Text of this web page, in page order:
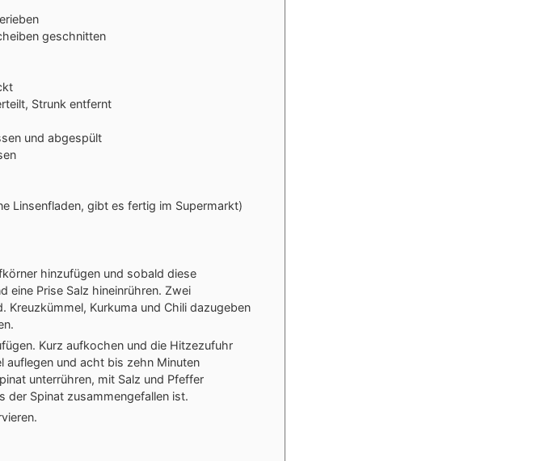
geschnitten
Strunk entfernt
und abgespült
Linsenfladen, gibt es fertig im Supermarkt)
hinzufügen und sobald diese
eine Prise Salz hineinrühren. Zwei
Kreuzkümmel, Kurkuma und Chili dazugeben
Kurz aufkochen und die Hitzezufuhr
auflegen und acht bis zehn Minuten
unterrühren, mit Salz und Pfeffer
der Spinat zusammengefallen ist.